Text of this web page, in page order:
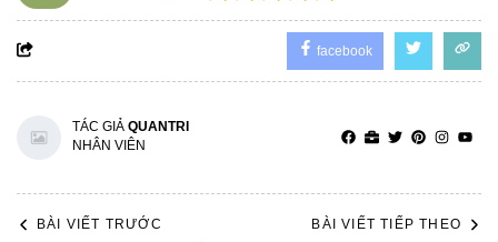
facebook
TÁC GIẢ QUANTRI
NHÂN VIÊN
BÀI VIẾT TRƯỚC BÀI VIẾT TIẾP THEO